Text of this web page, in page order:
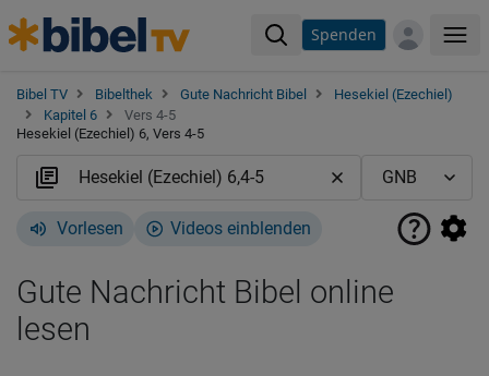
Spenden
Bibel TV Bibelthek Gute Nachricht Bibel
Hesekiel (Ezechiel)
Kapitel 6
Vers 4-5
Hesekiel (Ezechiel) 6, Vers 4-5
Vorlesen Videos einblenden
Gute Nachricht Bibel online
lesen